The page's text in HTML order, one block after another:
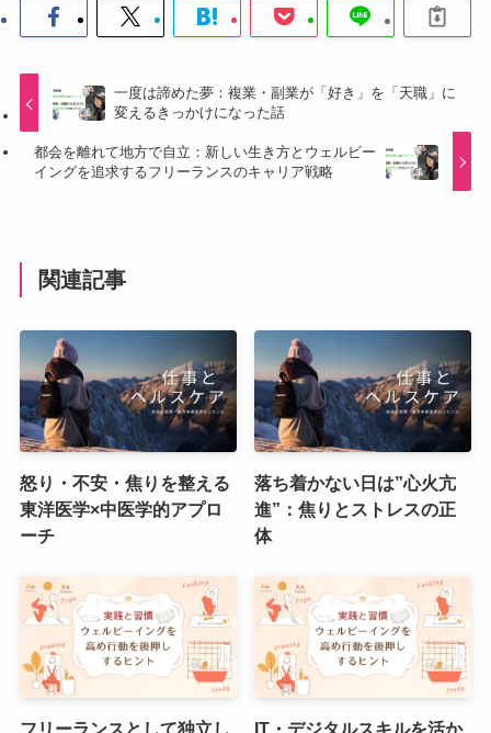
一度は諦めた夢：複業・副業が「好き」を「天職」に
変えるきっかけになった話
都会を離れて地方で自立：新しい生き方とウェルビー
イングを追求するフリーランスのキャリア戦略
関連記事
怒り・不安・焦りを整える
東洋医学×中医学的アプロ
ーチ
落ち着かない日は”心火亢
進”：焦りとストレスの正
体
フリーランスとして独立し IT・デジタルスキルを活か